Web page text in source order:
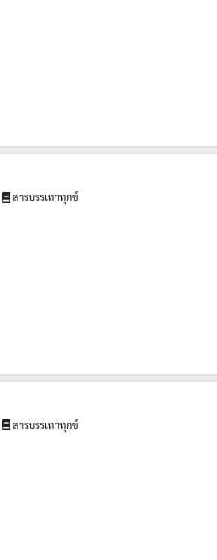
สารบรรเทาทุกข์
สารบรรเทาทุกข์